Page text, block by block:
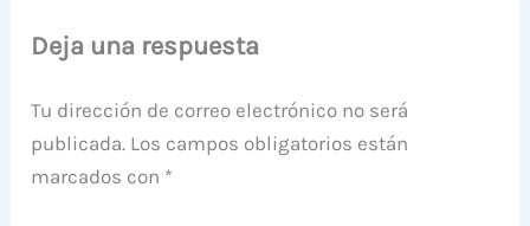
Deja una respuesta
Tu dirección de correo electrónico no será
publicada. Los campos obligatorios están
marcados con *